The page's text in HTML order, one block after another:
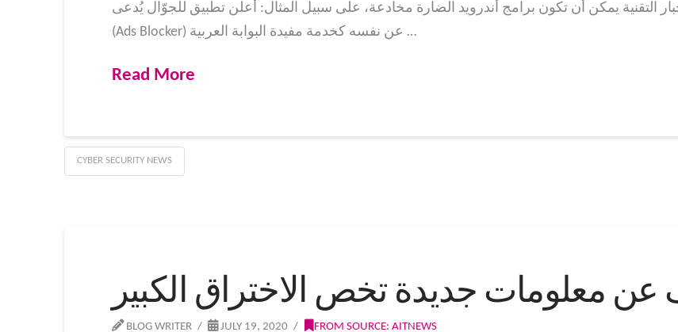
للأخبار التقنية يمكن أن تكون برامج أندرويد الضارة مخادعة، على سبيل المثال: أعلن تطبيق للجوّال يُدعى
(Ads Blocker) عن نفسه كخدمة مفيدة البوابة العربية …
Read More
CYBER SECURITY NEWS
عن معلومات جديدة تخص الاختراق الكبير
BLOG WRITER JULY 19, 2020 FROM SOURCE: AITNEWS